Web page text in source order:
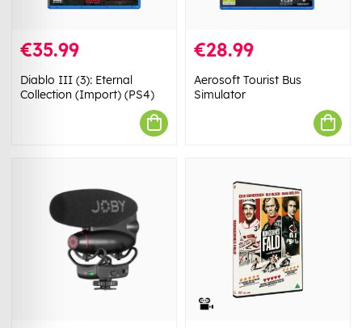
€35.99
Diablo III (3): Eternal
Collection (Import) (PS4)
€28.99
Aerosoft Tourist Bus
Simulator